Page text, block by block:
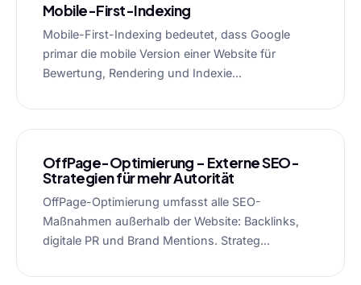
Mobile-First-Indexing
Mobile-First-Indexing bedeutet, dass Google
primar die mobile Version einer Website für
Bewertung, Rendering und Indexie...
OffPage-Optimierung – Externe SEO-
Strategien für mehr Autorität
OffPage-Optimierung umfasst alle SEO-
Maßnahmen außerhalb der Website: Backlinks,
digitale PR und Brand Mentions. Strateg...